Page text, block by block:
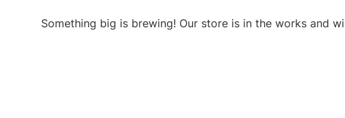
Something big is brewing! Our store is in the works and